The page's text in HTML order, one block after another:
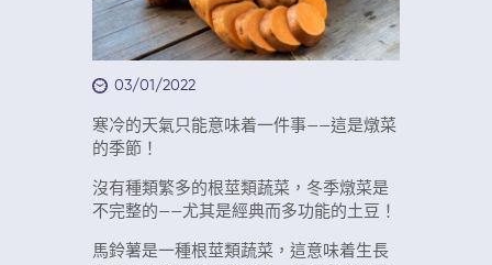
03/01/2022
寒冷的天氣只能意味着一件事——這是燉菜
的季節！
沒有種類繁多的根莖類蔬菜，冬季燉菜是
不完整的——尤其是經典而多功能的土豆！
馬鈴薯是一種根莖類蔬菜，這意味着生長